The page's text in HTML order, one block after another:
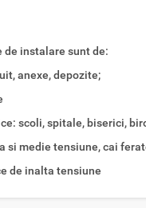
instalare sunt de:
anexe, depozite;
scoli, spitale, biserici,
si medie tensiune, cai
de inalta tensiune